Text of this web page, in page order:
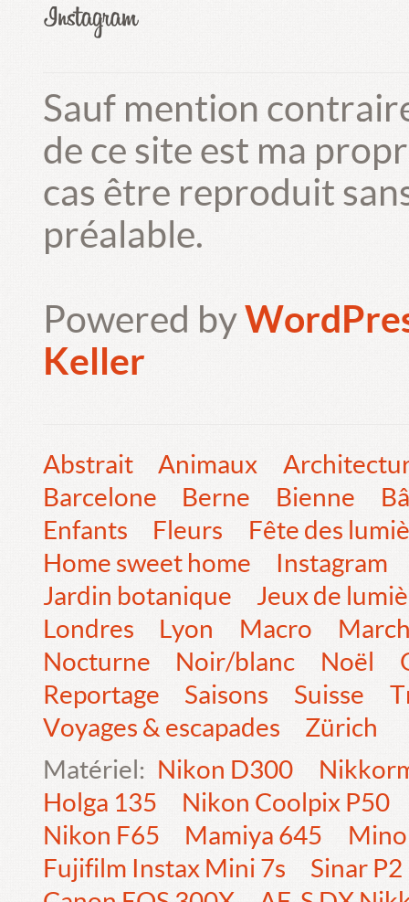
Sauf mention
de ce site est ma
cas être reproduit
préalable.
Powered by
Keller
Abstrait Animaux
Barcelone
Berne Bienne
Enfants
Fleurs
Fête des
Home sweet home
Instagram
Jardin botanique
Jeux de
Londres
Lyon Macro
Nocturne
Noir/blanc Noël
Reportage
Saisons Suisse
Voyages & escapades
Zürich
Matériel: Nikon D300
Holga 135
Nikon Coolpix P50
Nikon F65
Mamiya 645
Fujifilm Instax Mini 7s
Sinar P2